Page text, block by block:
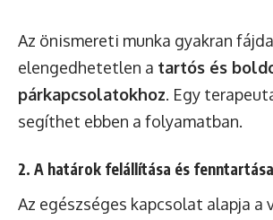
Az önismereti munka gyakran
elengedhetetlen a tartós és
párkapcsolatokhoz. Egy
segíthet ebben a folyamatban.
2. A határok felállítása és fenntartása
Az egészséges kapcsolat alapja a